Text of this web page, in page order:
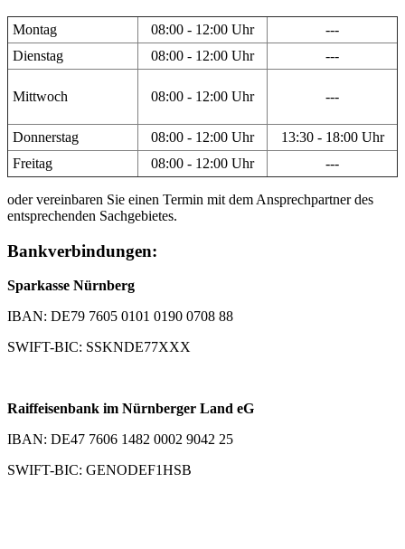
Montag 08:00 - 12:00 Uhr
---
Dienstag
08:00 - 12:00 Uhr ---
Mittwoch 08:00 - 12:00 Uhr ---
Donnerstag 08:00 - 12:00 Uhr
13:30 - 18:00 Uhr
Freitag
08:00 - 12:00 Uhr ---
oder vereinbaren Sie einen Termin mit dem Ansprechpartner des
entsprechenden Sachgebietes.
Bankverbindungen:
Sparkasse Nürnberg
IBAN: DE79 7605 0101 0190 0708 88
SWIFT-BIC: SSKNDE77XXX
Raiffeisenbank im Nürnberger Land eG
IBAN: DE47 7606 1482 0002 9042 25
SWIFT-BIC: GENODEF1HSB